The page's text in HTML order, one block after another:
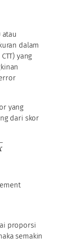
atau
dalam
yang
yang
dari skor
proporsi
semakin